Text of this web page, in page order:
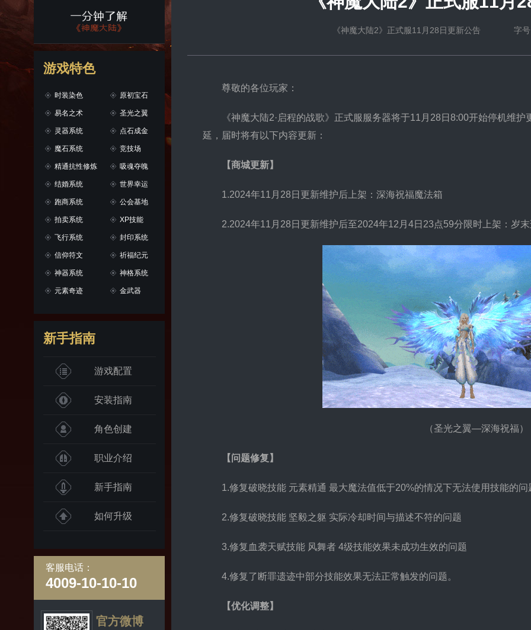
游戏特色
时装染色
易名之术
灵器系统
魔石系统
精通抗性修炼
结婚系统
跑商系统
拍卖系统
飞行系统
信仰符文
神器系统
元素奇迹
原初宝石
圣光之翼
点石成金
竞技场
吸魂夺魄
世界幸运
公会基地
XP技能
封印系统
祈福纪元
神格系统
金武器
新手指南
游戏配置
安装指南
角色创建
职业介绍
新手指南
如何升级
客服电话：
4009-10-10-10
官方微博
《神魔大陆2》正式服11月28日更新公告 字
尊敬的各位玩家：
《神魔大陆2·启程的战歌》正式服服务器将于11月28日8:00开始停机维
延，届时将有以下内容更新：
【商城更新】
1.2024年11月28日更新维护后上架：深海祝福魔法箱
2.2024年11月28日更新维护后至2024年12月4日23点59分限时上架：岁
（圣光之翼—深海祝福）
【问题修复】
1.修复破晓技能 元素精通 最大魔法值低于20%的情况下无法使用技能的问
2.修复破晓技能 坚毅之躯 实际冷却时间与描述不符的问题
3.修复血袭天赋技能 风舞者 4级技能效果未成功生效的问题
4.修复了断罪遗迹中部分技能效果无法正常触发的问题。
【优化调整】